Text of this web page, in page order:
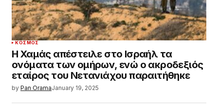
ΚΌΣΜΟΣ
Η Χαμάς απέστειλε στο Ισραήλ τα
ονόματα των ομήρων, ενώ ο ακροδεξιός
εταίρος του Νετανιάχου παραιτήθηκε
by Pan OramaJanuary 19, 2025